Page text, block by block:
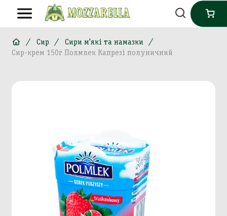
Сир
Сири м'які та намазки
Сир-крем 150г Полмлек Капрезі полуничний